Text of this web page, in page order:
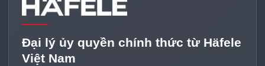
Đại lý ủy quyền chính thức từ Häfele
Việt Nam